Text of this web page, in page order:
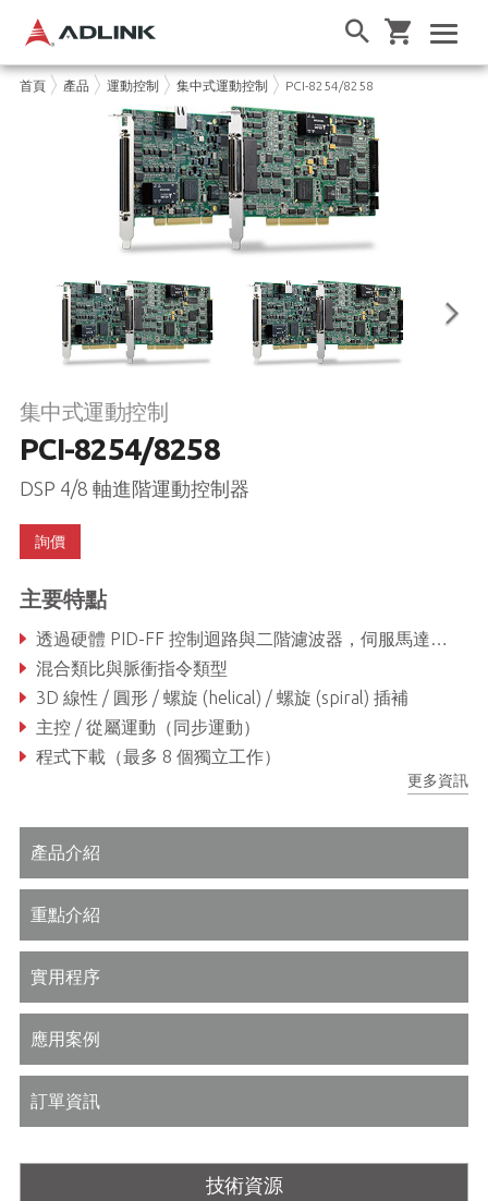
首頁 產品 運動控制 集中式運動控制 PCI-8254/8258
集中式運動控制
PCI-8254/8258
DSP 4/8 軸進階運動控制器
詢價
主要特點
透過硬體 PID-FF 控制迴路與二階濾波器，伺服馬達更新率最高可達 20 KHz
混合類比與脈衝指令類型
3D 線性 / 圓形 / 螺旋 (helical) / 螺旋 (spiral) 插補
主控 / 從屬運動（同步運動）
程式下載（最多 8 個獨立工作）
更多資訊
產品介紹
重點介紹
實用程序
應用案例
訂單資訊
技術資源